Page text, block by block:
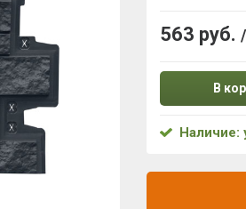
563 руб.
В
Наличие: